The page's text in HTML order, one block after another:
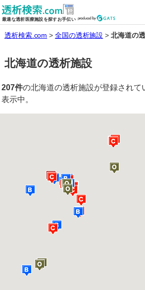
最適な透析医療施設を探すお手伝い
全国の透析施設を検
透析検索.com 全国の透析施設 北海道の
北海道の透析施設
207件の北海道の透析施設が登録されて
表示中。